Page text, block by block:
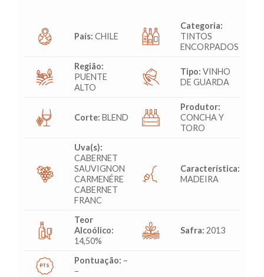
País: CHILE
Categoria:
TINTOS
ENCORPADOS
Região:
PUENTE
ALTO
Tipo: VINHO
DE GUARDA
Corte: BLEND
Produtor:
CONCHA Y
TORO
Uva(s):
CABERNET
SAUVIGNON
CARMENÉRE
CABERNET
FRANC
Característica:
MADEIRA
Teor
Alcoólico:
14,50%
Safra: 2013
Pontuação: –
–